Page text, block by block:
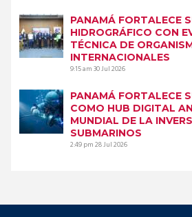
PANAMÁ FORTALECE
HIDROGRÁFICO CON
TÉCNICA DE
INTERNACIONALES
9:15 am30 Jul 2026
PANAMÁ FORTALECE
COMO HUB DIGITAL
MUNDIAL DE LA
SUBMARINOS
2:49 pm28 Jul 2026